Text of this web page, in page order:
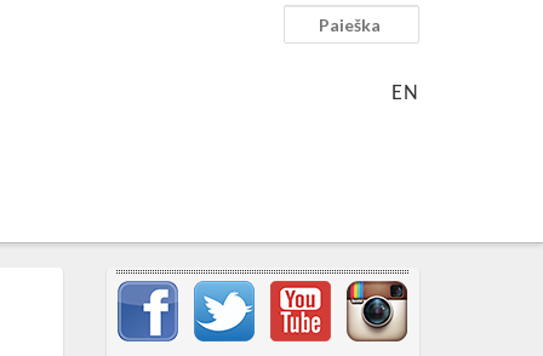
EN
Paieška
Svarbių įrašų meniu